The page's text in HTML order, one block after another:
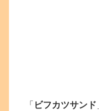
「 ビフカツサンド